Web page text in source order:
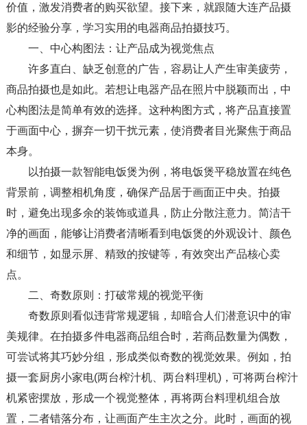
价值，激发消费者的购买欲望。接下来，就跟随大连产品摄
影的经验分享，学习实用的电器商品拍摄技巧。​
一、中心构图法：让产品成为视觉焦点​
许多直白、缺乏创意的广告，容易让人产生审美疲劳，
商品拍摄也是如此。若想让电器产品在照片中脱颖而出，中
心构图法是简单有效的选择。这种构图方式，将产品直接置
于画面中心，摒弃一切干扰元素，使消费者目光聚焦于商品
本身。​
以拍摄一款智能电饭煲为例，将电饭煲平稳放置在纯色
背景前，调整相机角度，确保产品居于画面正中央。拍摄
时，避免出现多余的装饰或道具，防止分散注意力。简洁干
净的画面，能够让消费者清晰看到电饭煲的外观设计、颜色
和细节，如显示屏、精致的按键等，有效突出产品核心卖
点。​
二、奇数原则：打破常规的视觉平衡​
奇数原则看似违背常规逻辑，却暗合人们潜意识中的审
美规律。在拍摄多件电器商品组合时，若商品数量为偶数，
可尝试将其巧妙分组，形成类似奇数的视觉效果。例如，拍
摄一套厨房小家电(两台榨汁机、两台料理机)，可将两台榨汁
机紧密摆放，形成一个视觉整体，再将两台料理机组合放
置，二者错落分布，让画面产生主次之分。此时，画面的视